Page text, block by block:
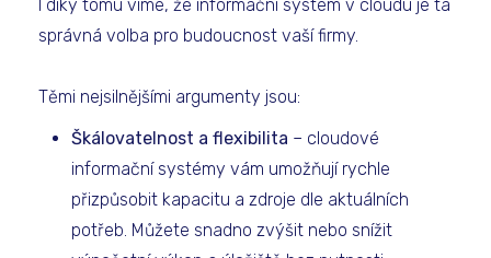
I díky tomu víme, že informační systém v cloudu je ta
správná volba pro budoucnost vaší firmy.
Těmi nejsilnějšími argumenty jsou:
Škálovatelnost a flexibilita – cloudové
informační systémy vám umožňují rychle
přizpůsobit kapacitu a zdroje dle aktuálních
potřeb. Můžete snadno zvýšit nebo snížit